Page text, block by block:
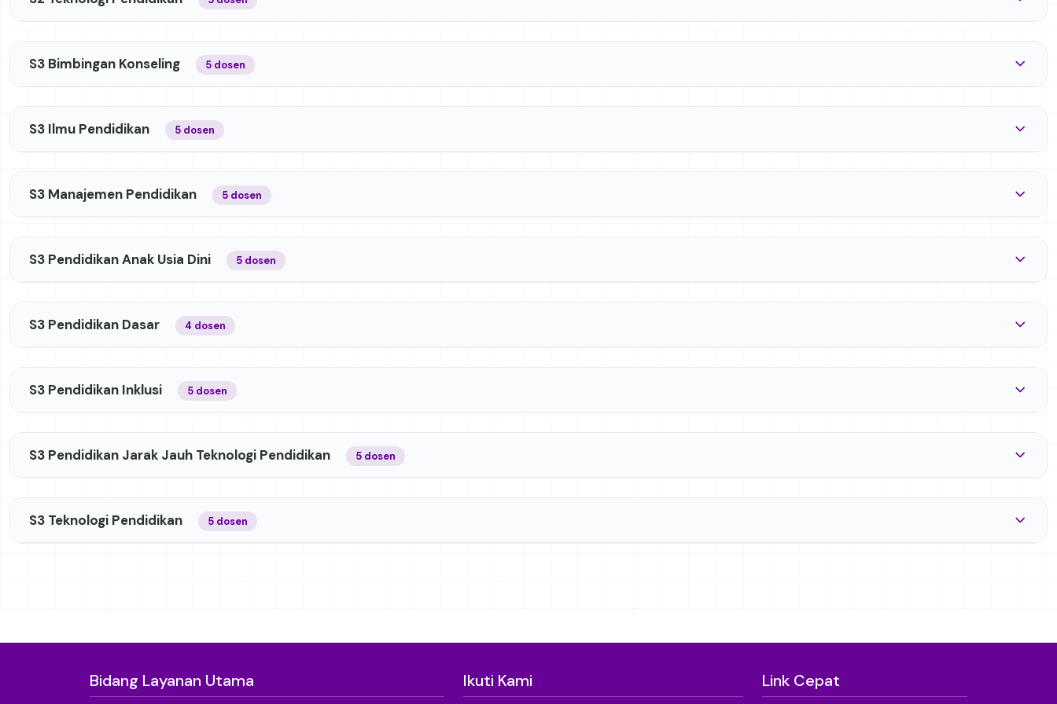
S3 Bimbingan Konseling 5 dosen
S3 Ilmu Pendidikan 5 dosen
S3 Manajemen Pendidikan 5 dosen
S3 Pendidikan Anak Usia Dini 5 dosen
S3 Pendidikan Dasar 4 dosen
S3 Pendidikan Inklusi 5 dosen
S3 Pendidikan Jarak Jauh Teknologi Pendidikan 5 dosen
S3 Teknologi Pendidikan 5 dosen
Bidang Layanan Utama Ikuti Kami Link Cepat